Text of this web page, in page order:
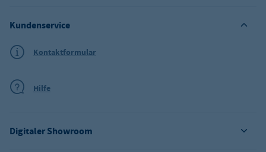
Digitaler Showroom
Kundenservice
Kontaktformular
Hilfe